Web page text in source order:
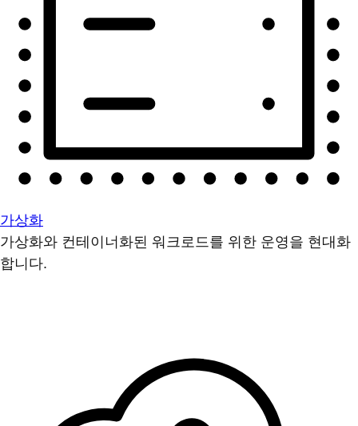
가상화
가상화와 컨테이너화된 워크로드를 위한 운영을 현대화
합니다.